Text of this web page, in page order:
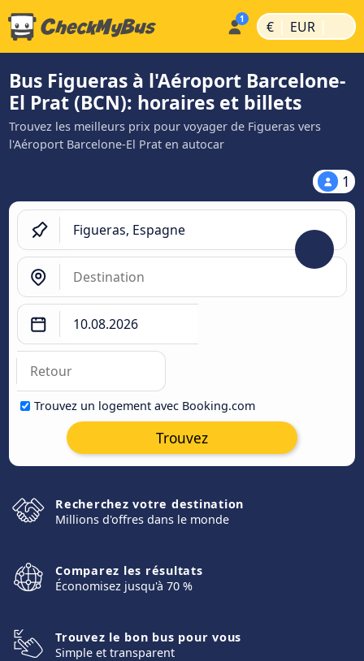
€ | EUR |
Bus Figueras à l'Aéroport Barcelone-
El Prat (BCN): horaires et billets
Trouvez les meilleurs prix pour voyager de Figueras vers
l'Aéroport Barcelone-El Prat en autocar
1
Trouvez un logement avec Booking.com
Trouvez
Recherchez votre destination
Millions d'offres dans le monde
Comparez les résultats
Économisez jusqu'à 70 %
Trouvez le bon bus pour vous
Simple et transparent